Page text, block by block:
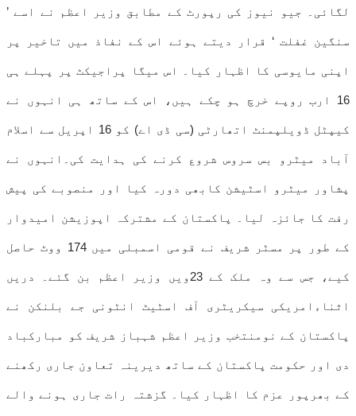
لگائی۔ جیو نیوز کی رپورٹ کے مطابق وزیر اعظم نے اسے ’
سنگین غفلت ‘ قرار دیتے ہوئے اس کے نفاذ میں تاخیر پر
اپنی مایوسی کا اظہار کیا۔ اس میگا پراجیکٹ پر پہلے ہی
16 ارب روپے خرچ ہو چکے ہیں، اس کے ساتھ ہی انہوں نے
کیپٹل ڈویلپمنٹ اتھارٹی (سی ڈی اے) کو 16 اپریل سے اسلام
آباد میٹرو بس سروس شروع کرنے کی ہدایت کی۔انہوں نے
پشاور میٹرو اسٹیشن کابھی دورہ کیا اور منصوبے کی پیش
رفت کا جائزہ لیا۔ پاکستان کے مشترکہ اپوزیشن امیدوار
کے طور پر مسٹر شریف نے قومی اسمبلی میں 174 ووٹ حاصل
کیے، جس سے وہ ملک کے 23ویں وزیر اعظم بن گئے۔ دریں
اثناءامریکی سیکریٹری آف اسٹیٹ انٹونی جے بلنکن نے
پاکستان کے نومنتخب وزیر اعظم شہباز شریف کو مبارکباد
دی اور حکومت پاکستان کے ساتھ دیرینہ تعاون جاری رکھنے
کے بھرپور عزم کا اظہار کیا۔ گزشتہ رات جاری ہونے والے